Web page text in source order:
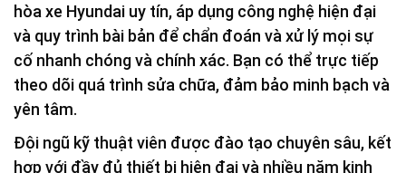
hòa xe Hyundai uy tín, áp dụng công nghệ hiện đại
và quy trình bài bản để chẩn đoán và xử lý mọi sự
cố nhanh chóng và chính xác. Bạn có thể trực tiếp
theo dõi quá trình sửa chữa, đảm bảo minh bạch và
yên tâm.
Đội ngũ kỹ thuật viên được đào tạo chuyên sâu, kết
hợp với đầy đủ thiết bị hiện đại và nhiều năm kinh